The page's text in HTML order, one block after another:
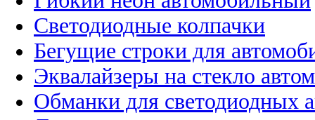
Светодиодные колпачки
Бегущие строки для
Эквалайзеры на стекло
Обманки для светодиодных